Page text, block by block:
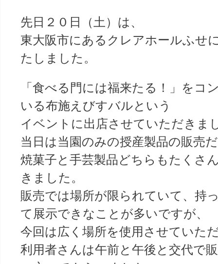
先日２０日（土）は、
東大阪市にあるクレアホールふせ
たしました。
「食べる門には福来たる！」をコ
いる布施えびすバルという
イベントに出店させていただきま
当日は当園のみの授産製品の販売
焼菓子と手芸製品どちらもたくさ
きました。
販売では場所が限られていて、持
て展示できなことが多いですが、
今回は広く場所を使用させていた
利用者さんは午前と午後と交代で